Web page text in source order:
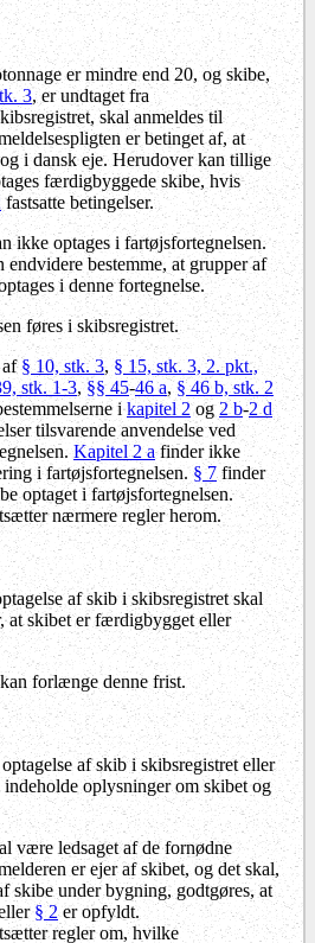
er mindre end 20, og skibe,
3, er undtaget fra
skal anmeldes til
er betinget af, at
i dansk eje. Herudover kan tillige
færdigbyggede skibe, hvis
fastsatte betingelser.
ikke optages i fartøjsfortegnelsen.
bestemme, at grupper af
i denne fortegnelse.
føres i skibsregistret.
af§ 10, stk. 3, § 15, stk. 3, 2. pkt.,
stk. 1-3,§§ 45-46 a,§ 46 b, stk. 2
ikapitel 2og 2 b-2 d
tilsvarende anvendelse ved
Kapitel 2 afinder ikke
i fartøjsfortegnelsen. § 7finder
optaget i fartøjsfortegnelsen.
nærmere regler herom.
af skib i skibsregistret skal
at skibet er færdigbygget eller
forlænge denne frist.
af skib i skibsregistret eller
oplysninger om skibet og
være ledsaget af de fornødne
er ejer af skibet, og det skal,
skibe under bygning, godtgøres, at
§ 2er opfyldt.
regler om, hvilke